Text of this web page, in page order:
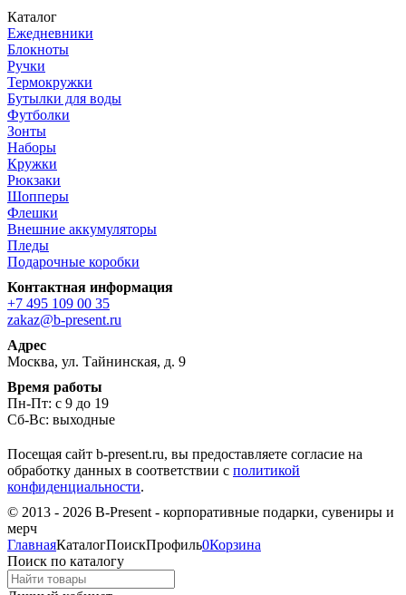
Каталог
Ежедневники
Блокноты
Ручки
Термокружки
Бутылки для воды
Футболки
Зонты
Наборы
Кружки
Рюкзаки
Шопперы
Флешки
Внешние аккумуляторы
Пледы
Подарочные коробки
Контактная информация
+7 495 109 00 35
zakaz@b-present.ru
Адрес
Москва, ул. Тайнинская, д. 9
Время работы
Пн-Пт: с 9 до 19
Сб-Вс: выходные
Посещая сайт b-present.ru, вы предоставляете согласие на
обработку данных в соответствии с политикой
конфиденциальности.
© 2013 - 2026 B-Present - корпоративные подарки, сувениры и
мерч
ГлавнаяКаталогПоискПрофиль0Корзина
Поиск по каталогу